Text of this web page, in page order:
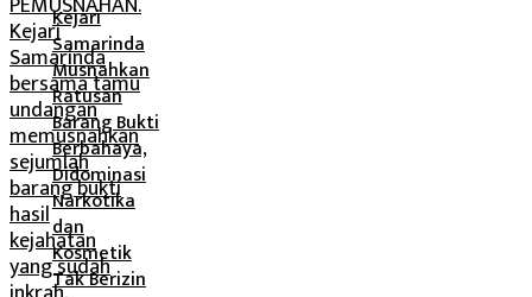
Kejari
Samarinda
Musnahkan
Ratusan
Barang Bukti
Berbahaya,
Didominasi
Narkotika
dan
Kosmetik
Tak Berizin